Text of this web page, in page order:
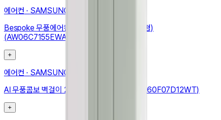
에어컨 · SAMSUNG
Bespoke 무풍에어컨 윈도우핏 19.2㎡ (매립형)
(AW06C7155EWAZ)
+
에어컨 · SAMSUNG
AI 무풍콤보 벽걸이 24.4㎡ (리모컨 포함) (AR60F07D12WT)
+